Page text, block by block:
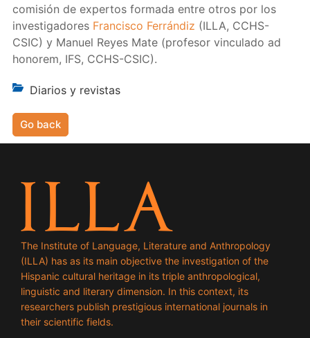
comisión de expertos formada entre otros por los
investigadores Francisco Ferrándiz (ILLA, CCHS-
CSIC) y Manuel Reyes Mate (profesor vinculado ad
honorem, IFS, CCHS-CSIC).
Diarios y revistas
Go back
The Institute of Language, Literature and Anthropology
(ILLA) has as its main objective the investigation of the
Hispanic cultural heritage in its triple anthropological,
linguistic and literary dimension. In this context, its
researchers publish prestigious international journals in
their scientific fields.